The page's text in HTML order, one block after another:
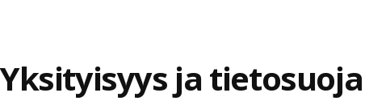
Yksityisyys ja tietosuoja